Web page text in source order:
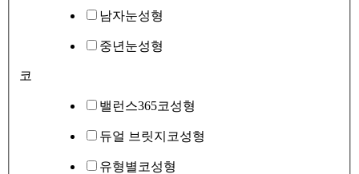
남자눈성형
중년눈성형
코
밸런스365코성형
듀얼 브릿지코성형
유형별코성형